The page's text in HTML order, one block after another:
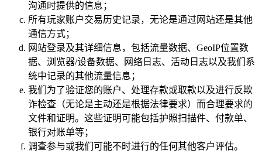
沟通时提供的信息；
所有玩家账户交易历史记录，无论是通过网站还是其他
通信方式；
网站登录及其详细信息，包括流量数据、GeoIP位置数
据、浏览器/设备数据、网络日志、活动日志以及我们系
统中记录的其他流量信息；
我们为了验证您的账户、处理存款或取款以及进行反欺
诈检查（无论是主动还是根据法律要求）而合理要求的
文件和证明。这些证明可能包括护照扫描件、付款单、
银行对账单等；
调查参与或我们可能不时进行的任何其他客户评估。